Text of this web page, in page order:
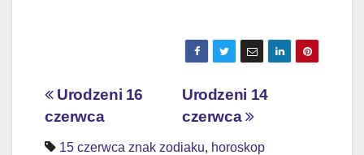
Nawigacja
wpisu
Urodzeni 14
czerwca
Urodzeni 16
czerwca
15 czerwca znak zodiaku, horoskop